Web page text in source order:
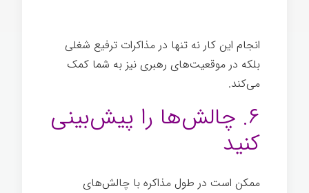
انجام این کار نه تنها در مذاکرات ترفیع شغلی
بلکه در موقعیت‌های رهبری نیز به شما کمک
می‌کند.
۶. چالش‌ها را پیش‌بینی
کنيد
ممکن است در طول مذاکره با چالش‌های